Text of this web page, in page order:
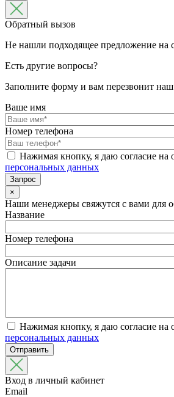
Обратный вызов
Не нашли подходящее предложение на
Есть другие вопросы?
Заполните форму и вам перезвонит
Ваше имя
Номер телефона
Нажимая кнопку, я даю согласие на
персональных данных
×
Наши менеджеры свяжутся с вами для
Название
Номер телефона
Описание задачи
Нажимая кнопку, я даю согласие на
персональных данных
Вход в личный кабинет
Email